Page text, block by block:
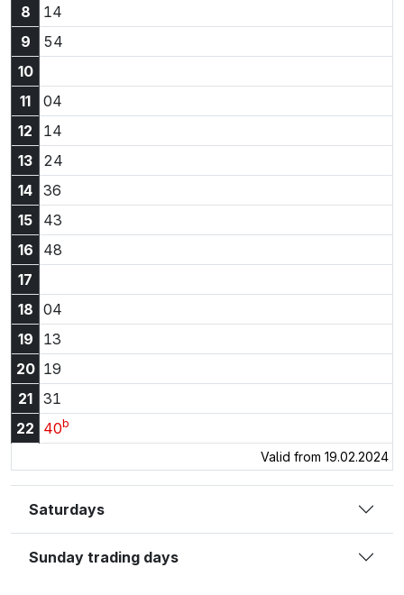
8
14
9
54
10
11
04
12
14
13
24
14 36
15
43
16
48
17
18 04
19
13
20 19
21 31
22 40b
Valid from 19.02.2024
Saturdays
Sunday trading days